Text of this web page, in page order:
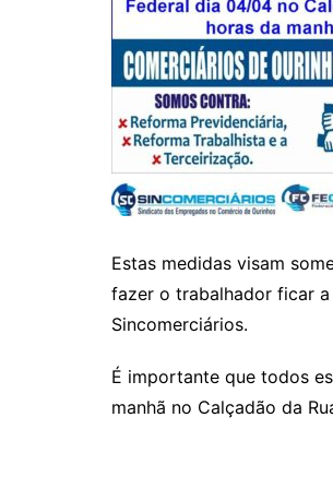
Estas medidas visam
fazer o trabalhador ficar
Sincomerciários.
É importante que todos
manhã no Calçadão da